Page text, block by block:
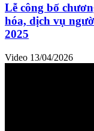
Lễ công bố
hóa, dịch vụ
2025
Video 13/04/2026